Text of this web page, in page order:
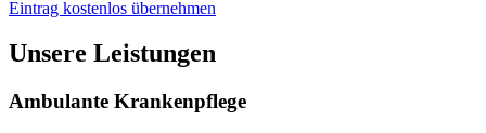
Eintrag kostenlos übernehmen
Unsere Leistungen
Ambulante Krankenpflege